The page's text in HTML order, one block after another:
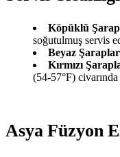
Köpüklü
soğutulmuş servis
Beyaz Şaraplar
Kırmızı
(54-57°F)
Asya Füzyon